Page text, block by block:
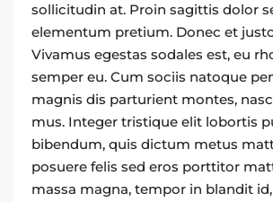
sollicitudin at. Proin sagittis dolor
elementum pretium. Donec et
Vivamus egestas sodales est, eu
semper eu. Cum sociis natoque
magnis dis parturient montes,
mus. Integer tristique elit lobortis
bibendum, quis dictum metus
posuere felis sed eros porttitor
massa magna, tempor in blandit